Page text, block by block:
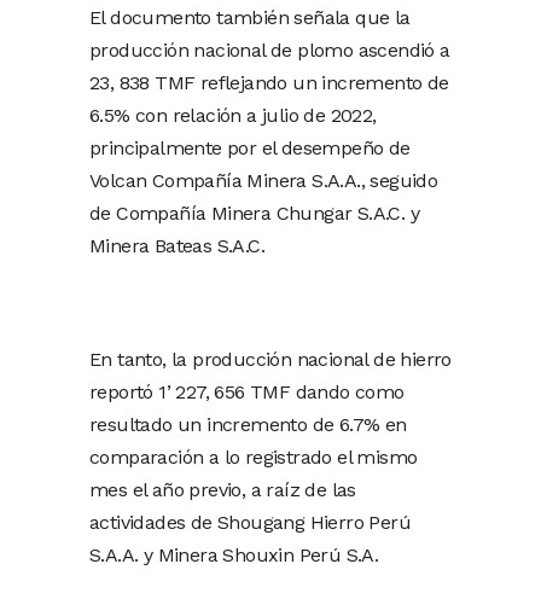
El documento también señala que la
producción nacional de plomo ascendió a
23, 838 TMF reflejando un incremento de
6.5% con relación a julio de 2022,
principalmente por el desempeño de
Volcan Compañía Minera S.A.A., seguido
de Compañía Minera Chungar S.A.C. y
Minera Bateas S.A.C.
En tanto, la producción nacional de hierro
reportó 1’ 227, 656 TMF dando como
resultado un incremento de 6.7% en
comparación a lo registrado el mismo
mes el año previo, a raíz de las
actividades de Shougang Hierro Perú
S.A.A. y Minera Shouxin Perú S.A.